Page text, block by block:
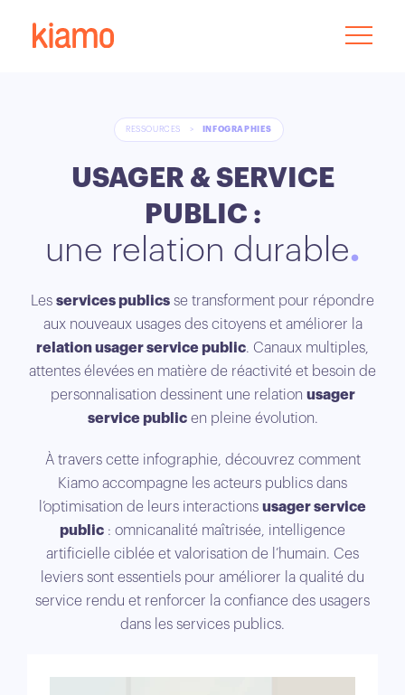
RESSOURCES > INFOGRAPHIES
USAGER & SERVICE
PUBLIC :
une relation durable
Les services publics se transforment pour répondre
aux nouveaux usages des citoyens et améliorer la
relation usager service public. Canaux multiples,
attentes élevées en matière de réactivité et besoin de
personnalisation dessinent une relation usager
service publicen pleine évolution.
À travers cette infographie, découvrez comment
Kiamo accompagne les acteurs publics dans
l’optimisation de leurs interactions usager service
public : omnicanalité maîtrisée, intelligence
artificielle ciblée et valorisation de l’humain. Ces
leviers sont essentiels pour améliorer la qualité du
service rendu et renforcer la confiance des usagers
dans les services publics.